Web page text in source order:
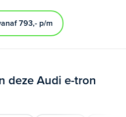
793,- p/m
deze Audi e-tron